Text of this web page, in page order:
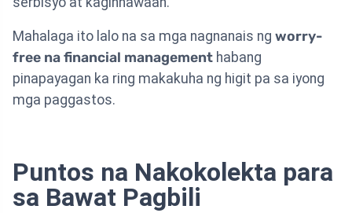
Mahalaga ito lalo na sa mga nagnanais ng worry-
free na financial management habang
pinapayagan ka ring makakuha ng higit pa sa iyong
mga paggastos.
Puntos na Nakokolekta para
sa Bawat Pagbili